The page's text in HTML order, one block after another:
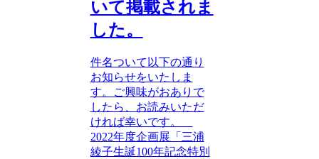
いて掲載されま
した。
件名ついて以下の通り
お知らせをいたしま
す。ご興味がおありで
したら、お読みいただ
ければ幸いです。
2022年度企画展「三浦
綾子生誕100年記念特別